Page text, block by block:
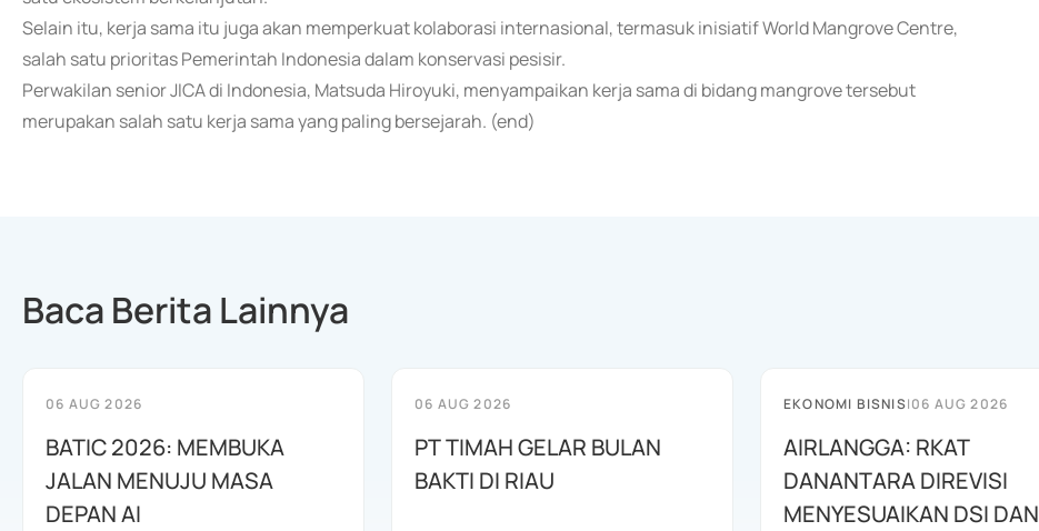
Selain itu, kerja sama itu juga akan memperkuat kolaborasi internasional, termasuk inisiatif World Mangrove Centre,
salah satu prioritas Pemerintah Indonesia dalam konservasi pesisir.
Perwakilan senior JICA di Indonesia, Matsuda Hiroyuki, menyampaikan kerja sama di bidang mangrove tersebut
merupakan salah satu kerja sama yang paling bersejarah. (end)
Baca Berita Lainnya
06 AUG 2026
BATIC 2026: MEMBUKA
JALAN MENUJU MASA
DEPAN AI
06 AUG 2026
PT TIMAH GELAR BULAN
BAKTI DI RIAU
EKONOMI BISNIS|06 AUG 2026
AIRLANGGA: RKAT
DANANTARA DIREVISI
MENYESUAIKAN DSI DAN